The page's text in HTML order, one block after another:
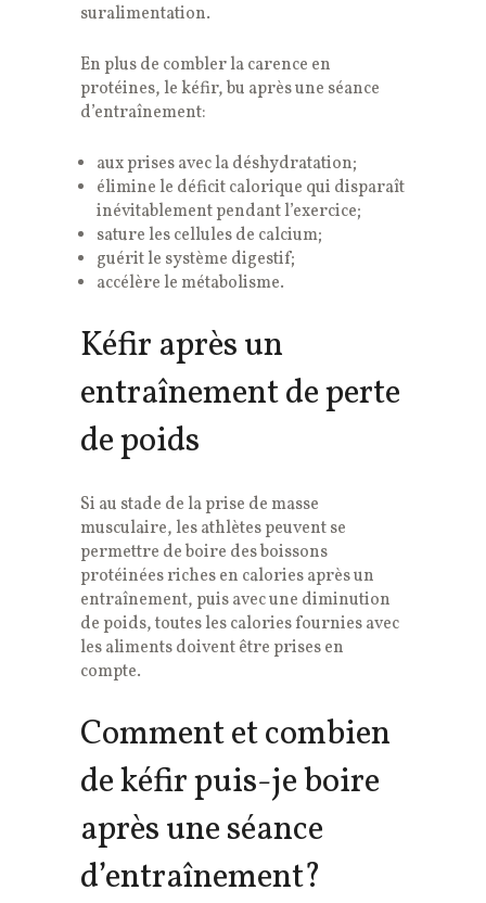
suralimentation.
En plus de combler la carence en
protéines, le kéfir, bu après une séance
d’entraînement:
aux prises avec la déshydratation;
élimine le déficit calorique qui disparaît
inévitablement pendant l’exercice;
sature les cellules de calcium;
guérit le système digestif;
accélère le métabolisme.
Kéfir après un
entraînement de perte
de poids
Si au stade de la prise de masse
musculaire, les athlètes peuvent se
permettre de boire des boissons
protéinées riches en calories après un
entraînement, puis avec une diminution
de poids, toutes les calories fournies avec
les aliments doivent être prises en
compte.
Comment et combien
de kéfir puis-je boire
après une séance
d’entraînement?